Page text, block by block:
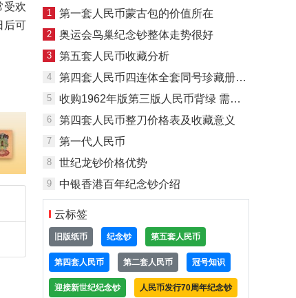
受欢
后可
1 第一套人民币蒙古包的价值所在
2 奥运会鸟巢纪念钞整体走势很好
3 第五套人民币收藏分析
4 第四套人民币四连体全套同号珍藏册珍贵异常
5 收购1962年版第三版人民币背绿 需分清是否有水印
6 第四套人民币整刀价格表及收藏意义
7 第一代人民币
8 世纪龙钞价格优势
9 中银香港百年纪念钞介绍
云标签
旧版纸币 纪念钞 第五套人民币
第四套人民币 第二套人民币 冠号知识
迎接新世纪纪念钞 人民币发行70周年纪念钞